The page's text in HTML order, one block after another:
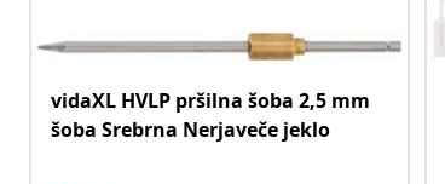
vidaXL HVLP pršilna šoba 2,5 mm
šoba Srebrna Nerjaveče jeklo